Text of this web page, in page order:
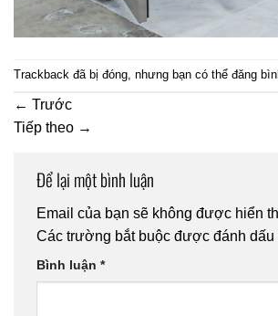
Trackback đã bị đóng, nhưng bạn có thể đăng
← Trước
Tiếp theo →
Để lại một bình luận
Email của bạn sẽ không được hiển
Các trường bắt buộc được đánh dấu
Bình luận *